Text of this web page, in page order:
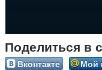
Поделиться в
Вконтакте Мой